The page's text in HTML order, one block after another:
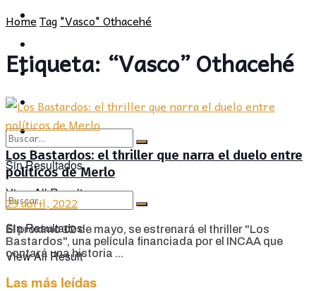
POLÍTICA
CULTURA
Sin Resultados
View All Result
PROVINCIA
SOCIEDAD
CULTURA
OPINIÓN
Sin Resultados
View All Result
HomeTag"Vasco" Othacehé
Etiqueta: “Vasco” Othacehé
Los Bastardos: el thriller que narra el duelo entre
políticos de Merlo
29 abril, 2022
El próximo 12 de mayo, se estrenará el thriller "Los
Bastardos", una película financiada por el INCAA que
contará una historia ...
Las más leídas